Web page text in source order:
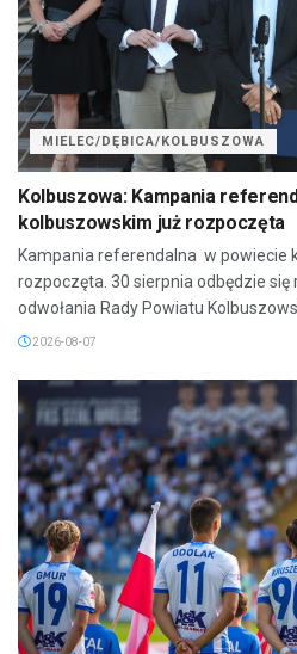
MIELEC/DĘBICA/KOLBUSZOWA
Kolbuszowa: Kampania
kolbuszowskim już rozpoczęta
Kampania referendalna w powiecie
rozpoczęta. 30 sierpnia odbędzie
odwołania Rady Powiatu
2026-08-07